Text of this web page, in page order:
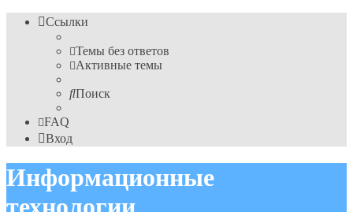
Ссылки
Темы без ответов
Активные темы
Поиск
FAQ
Вход
Информационные